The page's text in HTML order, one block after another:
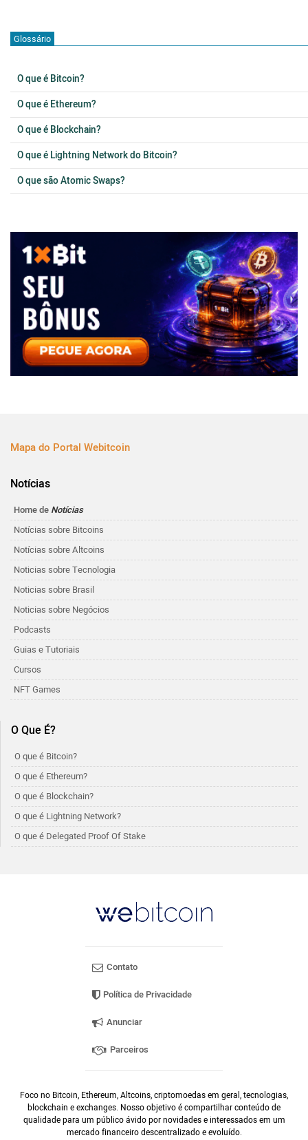
Glossário
O que é Bitcoin?
O que é Ethereum?
O que é Blockchain?
O que é Lightning Network do Bitcoin?
O que são Atomic Swaps?
Mapa do Portal Webitcoin
Notícias
Home de Notícias
Notícias sobre Bitcoins
Notícias sobre Altcoins
Noticias sobre Tecnologia
Noticias sobre Brasil
Noticias sobre Negócios
Podcasts
Guias e Tutoriais
Cursos
NFT Games
O Que É?
O que é Bitcoin?
O que é Ethereum?
O que é Blockchain?
O que é Lightning Network?
O que é Delegated Proof Of Stake
Contato
Política de Privacidade
Anunciar
Parceiros
Foco no Bitcoin, Ethereum, Altcoins, criptomoedas em geral, tecnologias,
blockchain e exchanges. Nosso objetivo é compartilhar conteúdo de
qualidade para um público ávido por novidades e interessados em um
mercado financeiro descentralizado e evoluído.